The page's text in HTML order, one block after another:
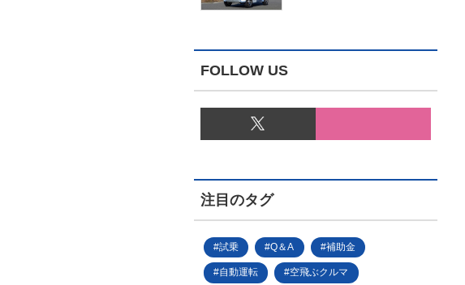
FOLLOW US
注目のタグ
試乗 Q＆A 補助金
自動運転 空飛ぶクルマ